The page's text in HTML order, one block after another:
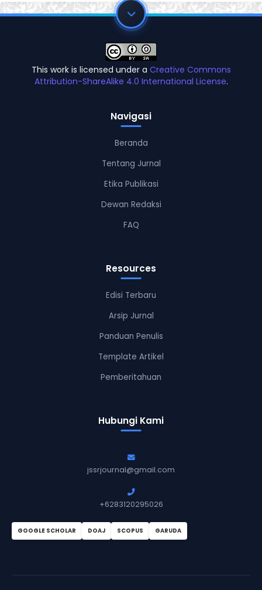
This work is licensed under a Creative Commons
Attribution-ShareAlike 4.0 International License.
Navigasi
Beranda
Tentang Jurnal
Etika Publikasi
Dewan Redaksi
FAQ
Resources
Edisi Terbaru
Arsip Jurnal
Panduan Penulis
Template Artikel
Pemberitahuan
Hubungi Kami
jssrjournal@gmail.com
+6283120295026
GOOGLE SCHOLAR DOAJ SCOPUS GARUDA